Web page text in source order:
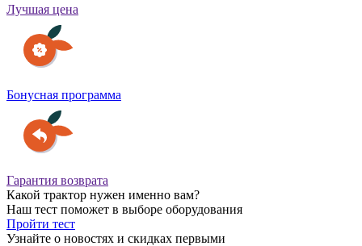
Лучшая цена
Бонусная программа
Гарантия возврата
Какой трактор нужен именно вам?
Наш тест поможет в выборе оборудования
Пройти тест
Узнайте о новостях и скидках первыми